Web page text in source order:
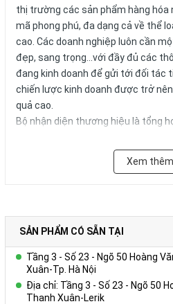
thị trường các sản phẩm hàng hóa
mã phong phú, đa dạng cả về thể
cao. Các doanh nghiệp luôn cần
đẹp, sang trọng...với đầy đủ các
đang kinh doanh để gửi tới đối tác
chiến lược kinh doanh được trở
quả cao.
Bộ nhận diện thương hiệu là tổng
cách đầy đủ những thông tin, chi
dịch vụ kinh doanh theo một cách
vể chiến lước Pr của Quý doanh
Là một trong những đơn vị thiết kế
Nội, đội ngũ nhân viên giàu kinh
Chúng tôi sẽ tư vấn cho bạn những
tượng nhất, đảm bảo yếu tố khoa
thời gian và mang đến sản phẩm
Xem thêm
SẢN PHẨM CÓ SẴN TẠI
Tầng 3 - Số 23 - Ngõ 50 Hoàng
Xuân-Tp. Hà Nội
Địa chỉ: Tầng 3 - Số 23 - Ngõ 50
Thanh Xuân-Lerik